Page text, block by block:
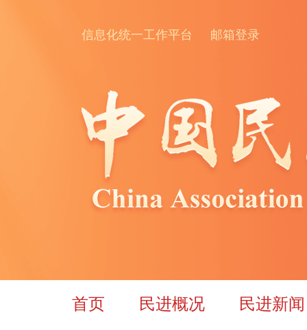
信息化统一工作平台 邮箱登录
首页 民进概况 民进新闻